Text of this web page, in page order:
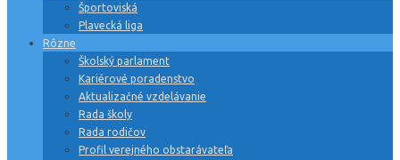
Športoviská
Plavecká liga
Rôzne
Školský parlament
Kariérové poradenstvo
Aktualizačné vzdelávanie
Rada školy
Rada rodičov
Profil verejného obstarávateľa